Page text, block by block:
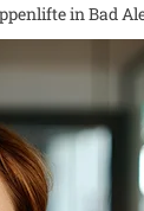
in Bad